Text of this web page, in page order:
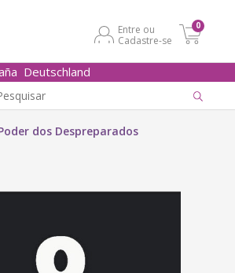
Entre ou
Cadastre-se
0
Deutschland
dos Despreparados